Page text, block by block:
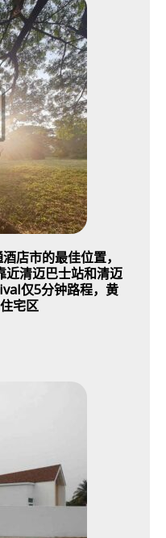
店市的最佳位置，
近清迈巴士站和清迈
仅5分钟路程，黄
宅区